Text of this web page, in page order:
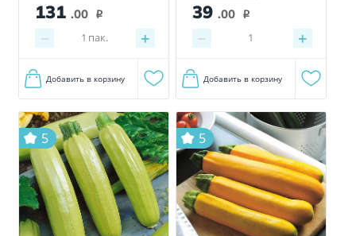
131 .00 i
− +
1 пак.
Добавить в корзину
39 .00 i
− +
1
Добавить в корзину
5 5